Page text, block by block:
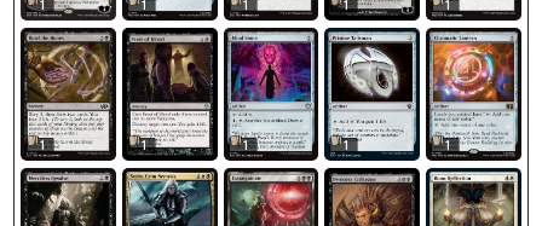
1 1 1 1 1
1 1 1 1 1